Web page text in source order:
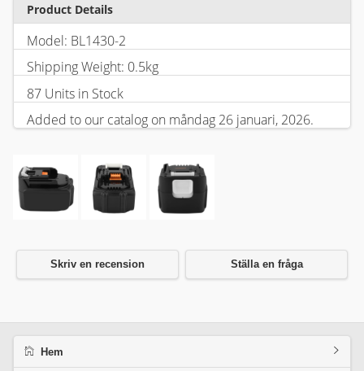
Product Details
Model: BL1430-2
Shipping Weight: 0.5kg
87 Units in Stock
Added to our catalog on måndag 26 januari, 2026.
Skriv en recension Ställa en fråga
Hem